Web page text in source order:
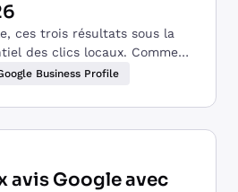
ces trois résultats sous la
des clics locaux. Comment
et comment y entrer en
Business Profile
avis Google avec